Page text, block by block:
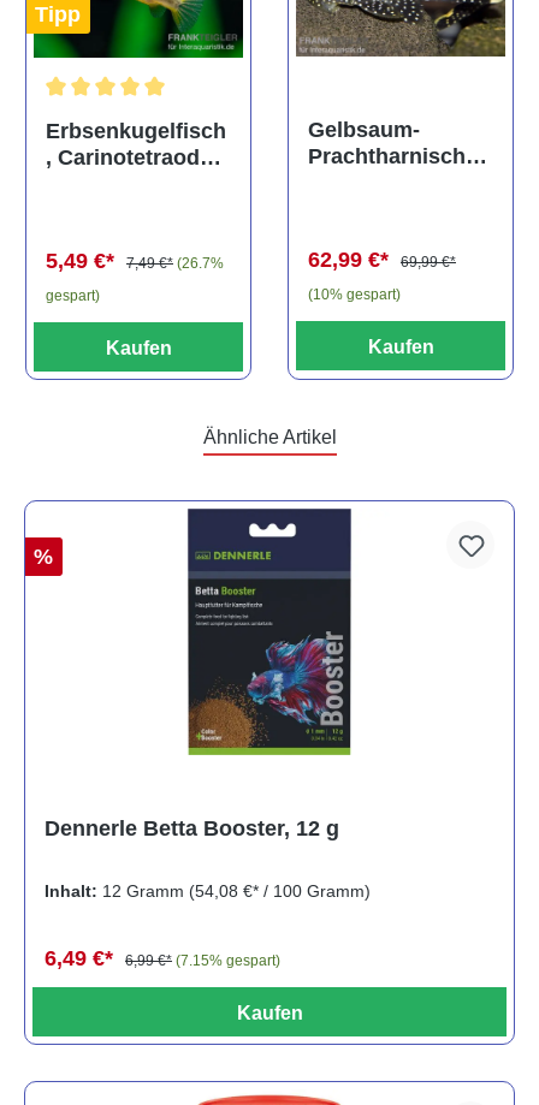
Tipp
Durchschnittliche Bewertung von 5 von 5 Sternen
Erbsenkugelfisch
, Carinotetraodon
5,49 €* 7,49 €* (26.7%
gespart)
Kaufen
Gelbsaum-
Prachtharnischw
62,99 €*
69,99 €*
(10% gespart)
Kaufen
Ähnliche Artikel
%
Dennerle Betta Booster, 12 g
Inhalt: 12 Gramm (54,08 €* / 100 Gramm)
6,49 €* 6,99 €* (7.15% gespart)
Kaufen